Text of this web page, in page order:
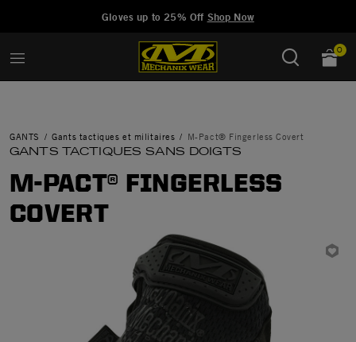
Gloves up to 25% Off Shop Now
0
GANTS Gants tactiques et militaires M-Pact® Fingerless Covert
GANTS TACTIQUES SANS DOIGTS
M-PACT® FINGERLESS
COVERT
Manage Wishlist